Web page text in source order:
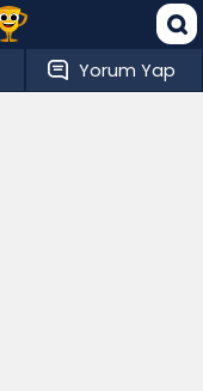
Yorum Yap